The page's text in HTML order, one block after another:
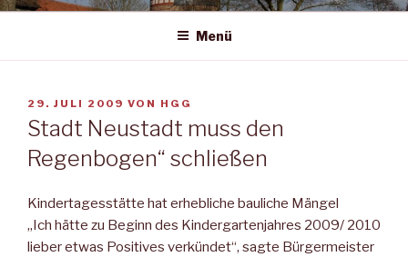
Menü
VERÖFFENTLICHT
AM
29. JULI 2009 VON HGG
Stadt Neustadt muss den
Regenbogen“ schließen
Kindertagesstätte hat erhebliche bauliche Mängel
„Ich hätte zu Beginn des Kindergartenjahres 2009/ 2010
lieber etwas Positives verkündet“, sagte Bürgermeister